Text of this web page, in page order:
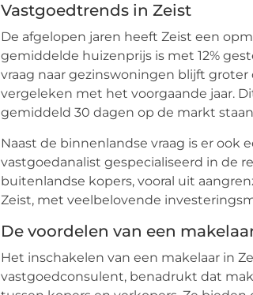
Vastgoedtrends in Zeist
De afgelopen jaren heeft Zeist een
gemiddelde huizenprijs is met 12%
vraag naar gezinswoningen blijft
vergeleken met het voorgaande jaar.
gemiddeld 30 dagen op de markt
Naast de binnenlandse vraag is er ook
vastgoedanalist gespecialiseerd in de
buitenlandse kopers, vooral uit
Zeist, met veelbelovende
De voordelen van een
Het inschakelen van een makelaar in
vastgoedconsulent, benadrukt dat